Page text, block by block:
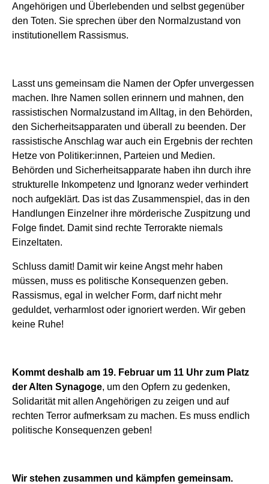
Angehörigen und Überlebenden und selbst gegenüber
den Toten. Sie sprechen über den Normalzustand von
institutionellem Rassismus.
Lasst uns gemeinsam die Namen der Opfer unvergessen
machen. Ihre Namen sollen erinnern und mahnen, den
rassistischen Normalzustand im Alltag, in den Behörden,
den Sicherheitsapparaten und überall zu beenden. Der
rassistische Anschlag war auch ein Ergebnis der rechten
Hetze von Politiker:innen, Parteien und Medien.
Behörden und Sicherheitsapparate haben ihn durch ihre
strukturelle Inkompetenz und Ignoranz weder verhindert
noch aufgeklärt. Das ist das Zusammenspiel, das in den
Handlungen Einzelner ihre mörderische Zuspitzung und
Folge findet. Damit sind rechte Terrorakte niemals
Einzeltaten.
Schluss damit! Damit wir keine Angst mehr haben
müssen, muss es politische Konsequenzen geben.
Rassismus, egal in welcher Form, darf nicht mehr
geduldet, verharmlost oder ignoriert werden. Wir geben
keine Ruhe!
Kommt deshalb am 19. Februar um 11 Uhr zum Platz
der Alten Synagoge, um den Opfern zu gedenken,
Solidarität mit allen Angehörigen zu zeigen und auf
rechten Terror aufmerksam zu machen. Es muss endlich
politische Konsequenzen geben!
Wir stehen zusammen und kämpfen gemeinsam.